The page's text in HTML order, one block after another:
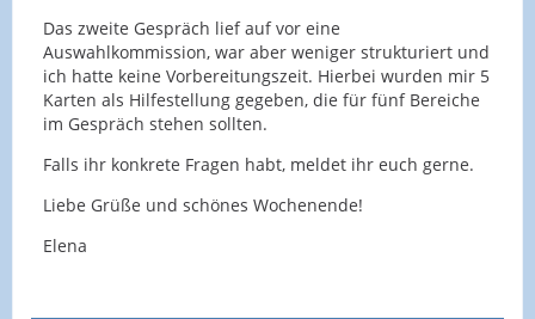
Das zweite Gespräch lief auf vor eine
Auswahlkommission, war aber weniger strukturiert und
ich hatte keine Vorbereitungszeit. Hierbei wurden mir 5
Karten als Hilfestellung gegeben, die für fünf Bereiche
im Gespräch stehen sollten.
Falls ihr konkrete Fragen habt, meldet ihr euch gerne.
Liebe Grüße und schönes Wochenende!
Elena